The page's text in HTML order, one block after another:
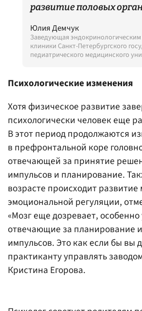
развитие половых
Юлия Демчук
Заведующая
клиники Санкт-Петербургского
педиатрического медицинского
Психологические изменения
Хотя физическое развитие
психологически человек еще
В этот период продолжаются
в префронтальной коре
отвечающей за принятие
импульсов и планирование.
возрасте происходит
эмоциональной регуляции,
«Мозг еще дозревает, особенно
отвечающие за планирование
импульсов. Это как если бы вы
практиканту управлять
Кристина Егорова.